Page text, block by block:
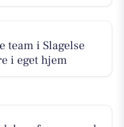
team i Slagelse
i eget hjem